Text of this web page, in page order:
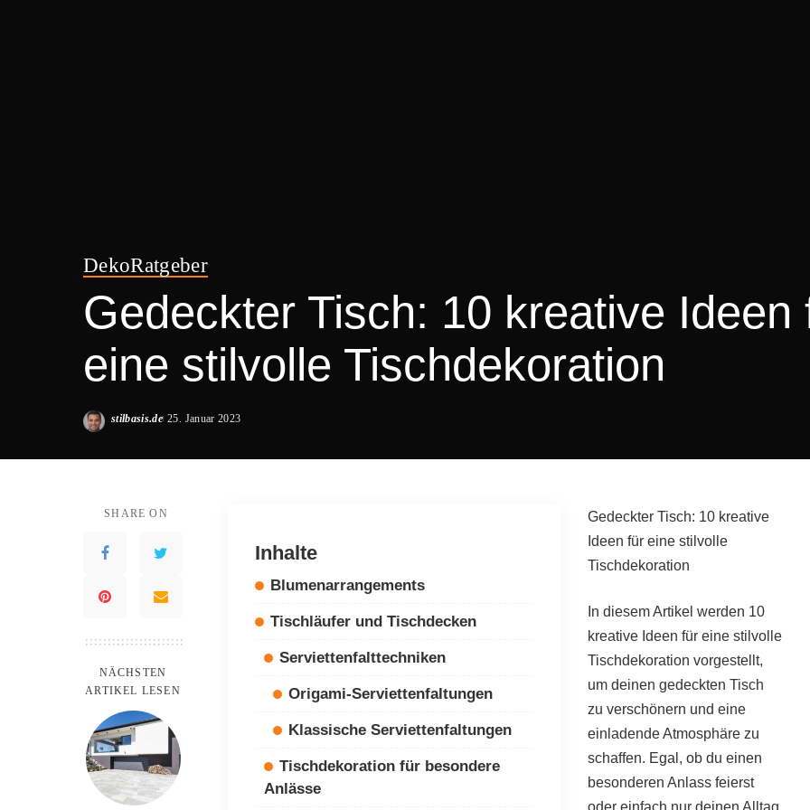
DekoRatgeber
Gedeckter Tisch: 10 kreative Ideen
eine stilvolle Tischdekoration
Posted
stilbasis.de 25. Januar 2023
SHARE ON
NÄCHSTEN
ARTIKEL LESEN
Inhalte
Blumenarrangements
Tischläufer und Tischdecken
Serviettenfalttechniken
Origami-Serviettenfaltungen
Klassische Serviettenfaltungen
Tischdekoration für besondere
Anlässe
Gedeckter Tisch: 10 kreative
Ideen für eine stilvolle
Tischdekoration
In diesem Artikel werden 10
kreative Ideen für eine stilvolle
Tischdekoration vorgestellt,
um deinen gedeckten Tisch
zu verschönern und eine
einladende Atmosphäre zu
schaffen. Egal, ob du einen
besonderen Anlass feierst
oder einfach nur deinen Alltag